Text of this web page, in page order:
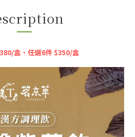
盒、任選6件 $350/盒